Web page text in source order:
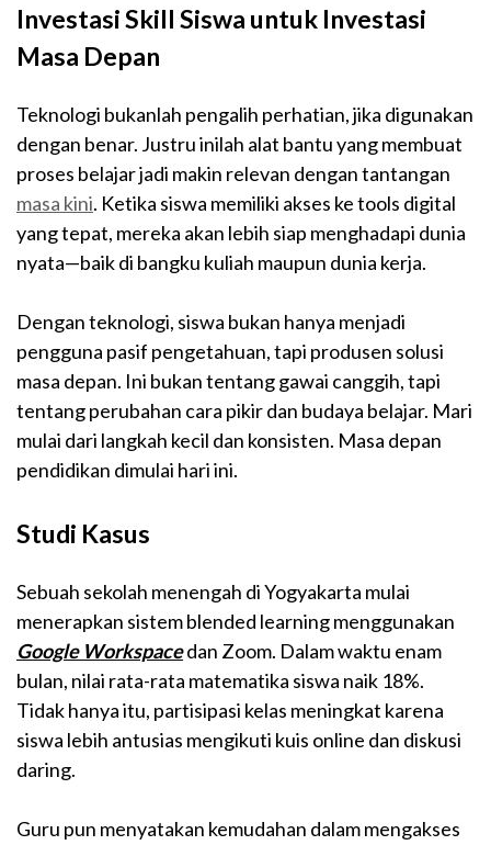
Investasi Skill Siswa untuk Investasi
Masa Depan
Teknologi bukanlah pengalih perhatian, jika digunakan
dengan benar. Justru inilah alat bantu yang membuat
proses belajar jadi makin relevan dengan tantangan
masa kini. Ketika siswa memiliki akses ke tools digital
yang tepat, mereka akan lebih siap menghadapi dunia
nyata—baik di bangku kuliah maupun dunia kerja.
Dengan teknologi, siswa bukan hanya menjadi
pengguna pasif pengetahuan, tapi produsen solusi
masa depan. Ini bukan tentang gawai canggih, tapi
tentang perubahan cara pikir dan budaya belajar. Mari
mulai dari langkah kecil dan konsisten. Masa depan
pendidikan dimulai hari ini.
Studi Kasus
Sebuah sekolah menengah di Yogyakarta mulai
menerapkan sistem blended learning menggunakan
Google Workspacedan Zoom. Dalam waktu enam
bulan, nilai rata-rata matematika siswa naik 18%.
Tidak hanya itu, partisipasi kelas meningkat karena
siswa lebih antusias mengikuti kuis online dan diskusi
daring.
Guru pun menyatakan kemudahan dalam mengakses